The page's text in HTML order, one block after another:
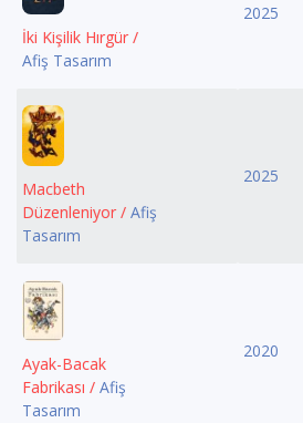
İki Kişilik Hırgür /
Afiş Tasarım
2025
Macbeth
Düzenleniyor / Afiş
Tasarım
2025
Ayak-Bacak
Fabrikası / Afiş
Tasarım
2020